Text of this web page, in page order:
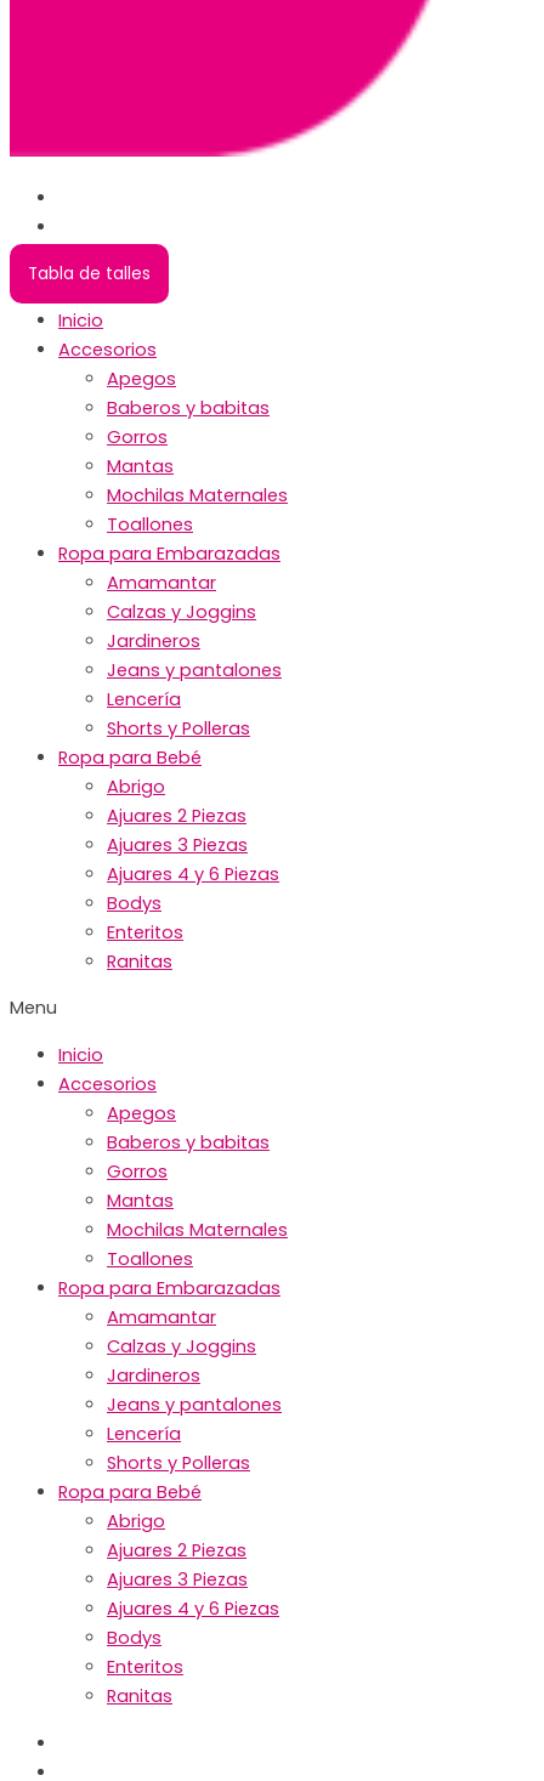
Tabla de talles
Inicio
Accesorios
Apegos
Baberos y babitas
Gorros
Mantas
Mochilas Maternales
Toallones
Ropa para Embarazadas
Amamantar
Calzas y Joggins
Jardineros
Jeans y pantalones
Lencería
Shorts y Polleras
Ropa para Bebé
Abrigo
Ajuares 2 Piezas
Ajuares 3 Piezas
Ajuares 4 y 6 Piezas
Bodys
Enteritos
Ranitas
Menu
Inicio
Accesorios
Apegos
Baberos y babitas
Gorros
Mantas
Mochilas Maternales
Toallones
Ropa para Embarazadas
Amamantar
Calzas y Joggins
Jardineros
Jeans y pantalones
Lencería
Shorts y Polleras
Ropa para Bebé
Abrigo
Ajuares 2 Piezas
Ajuares 3 Piezas
Ajuares 4 y 6 Piezas
Bodys
Enteritos
Ranitas